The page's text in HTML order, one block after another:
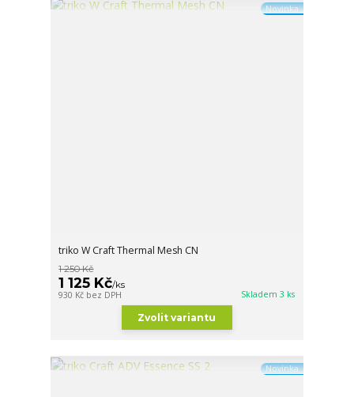
Novinka
triko W Craft Thermal Mesh CN
1 250 Kč
1 125 Kč/ks
930 Kč bez DPH Skladem 3 ks
Zvolit variantu
Novinka